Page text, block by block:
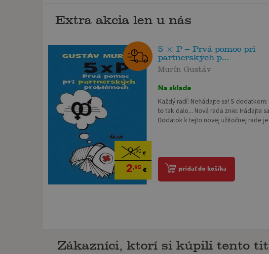
Extra akcia len u nás
9,90€
2,95€
5 × P – Prvá pomoc pri
partnerských p...
Murín Gustáv
Na sklade
Každý radí: Nehádajte sa! S dodatkom:
to tak dalo... Nová rada znie: Hádajte
Dodatok k tejto novej užitočnej rade
pridať do košíka
Zákazníci, ktorí si kúpili tento